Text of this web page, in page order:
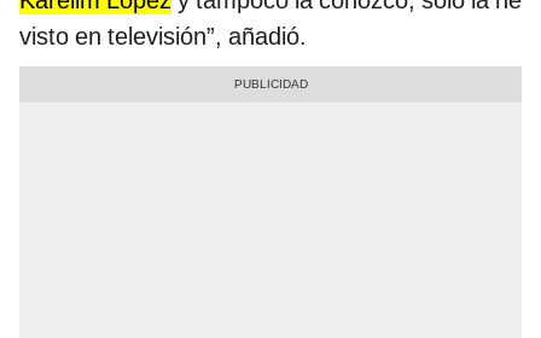
visto en televisión”, añadió.